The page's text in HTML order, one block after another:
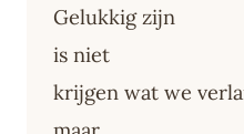
Gelukkig zijn
is niet
krijgen wat we